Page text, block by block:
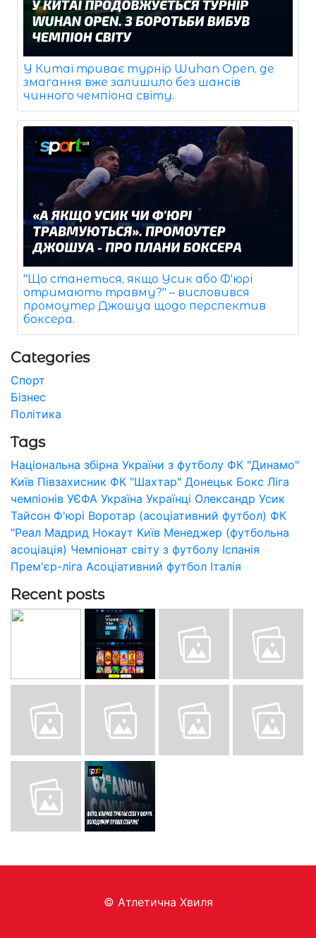
У Китаї триває турнір Wuhan Open, де
змагання вже залишило без шансів
чинного чемпіона світу.
"Що станеться, якщо Усик або Ф'юрі
отримають травму?" – висловився
промоутер Джошуа щодо перспектив
боксера.
Categories
Спорт
Бізнес
Політика
Tags
Національна збірна України з футболу ФК "Динамо"
Київ Півзахисник ФК "Шахтар" Донецьк Бокс Ліга
чемпіонів УЄФА Україна Українці Олександр Усик
Тайсон Ф'юрі Воротар (асоціативний футбол) ФК
"Реал Мадрид Нокаут Київ Менеджер (футбольна
асоціація) Чемпіонат світу з футболу Іспанія
Прем'єр-ліга Асоціативний футбол Італія
Recent posts
© Aтлетична Хвиля